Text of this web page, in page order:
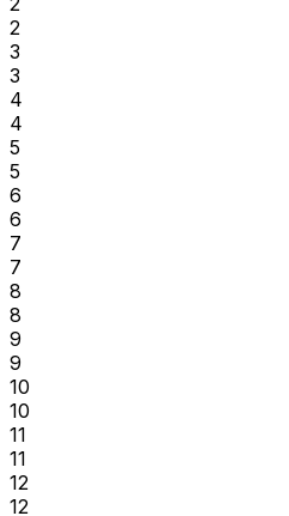
2
3
3
4
4
5
5
6
6
7
7
8
8
9
9
10
10
11
11
12
12